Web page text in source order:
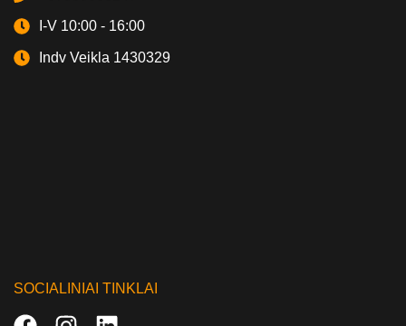
I-V 10:00 - 16:00
Indv Veikla 1430329
SOCIALINIAI TINKLAI